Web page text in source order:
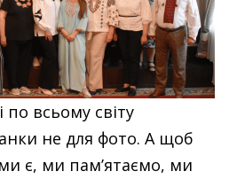
по всьому світу
не для фото. А щоб
є, ми пам’ятаємо, ми